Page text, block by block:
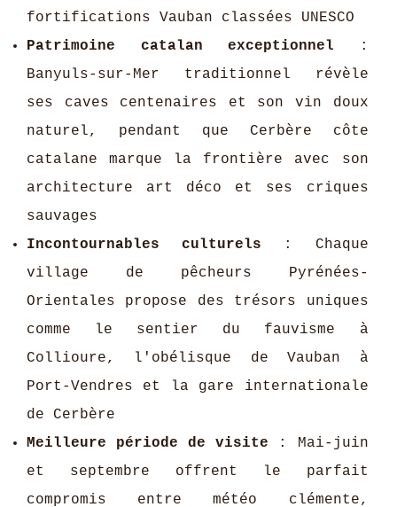
fortifications Vauban classées UNESCO
Patrimoine catalan exceptionnel :
Banyuls-sur-Mer traditionnel révèle
ses caves centenaires et son vin doux
naturel, pendant que Cerbère côte
catalane marque la frontière avec son
architecture art déco et ses criques
sauvages
Incontournables culturels : Chaque
village de pêcheurs Pyrénées-
Orientales propose des trésors uniques
comme le sentier du fauvisme à
Collioure, l'obélisque de Vauban à
Port-Vendres et la gare internationale
de Cerbère
Meilleure période de visite : Mai-juin
et septembre offrent le parfait
compromis entre météo clémente,